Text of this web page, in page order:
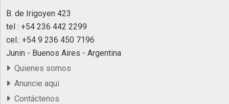
B. de Irigoyen 423
tel : +54 236 442 2299
cel.: +54 9 236 450 7196
Junin - Buenos Aires - Argentina
Quienes somos
Anuncie aqui
Contáctenos